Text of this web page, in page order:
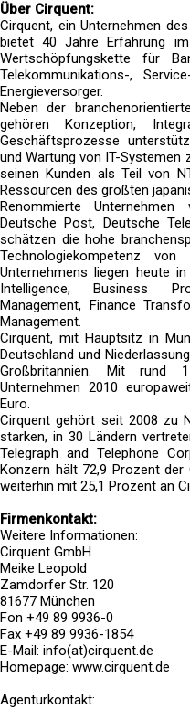
Über Cirquent:
Cirquent, ein Unternehmen
bietet 40 Jahre Erfahrung
Wertschöpfungskette für
Telekommunikations-,
Energieversorger.
Neben der
gehören Konzeption,
Geschäftsprozesse
und Wartung von IT-
seinen Kunden als Teil von
Ressourcen des größten
Renommierte
Deutsche Post, Deutsche
schätzen die hohe
Technologiekompetenz
Unternehmens liegen heute
Intelligence, Business
Management, Finance
Management.
Cirquent, mit Hauptsitz in
Deutschland und
Großbritannien. Mit rund
Unternehmen 2010
Euro.
Cirquent gehört seit 2008 zu
starken, in 30 Ländern
Telegraph and Telephone
Konzern hält 72,9 Prozent der
weiterhin mit 25,1 Prozent an
Firmenkontakt:
Weitere Informationen:
Cirquent GmbH
Meike Leopold
Zamdorfer Str. 120
81677 München
Fon +49 89 9936-0
Fax +49 89 9936-1854
E-Mail: info(at)cirquent.de
Homepage: www.cirquent.de
Agenturkontakt: